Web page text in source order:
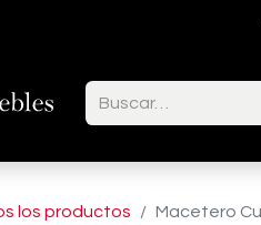
los productos Macetero